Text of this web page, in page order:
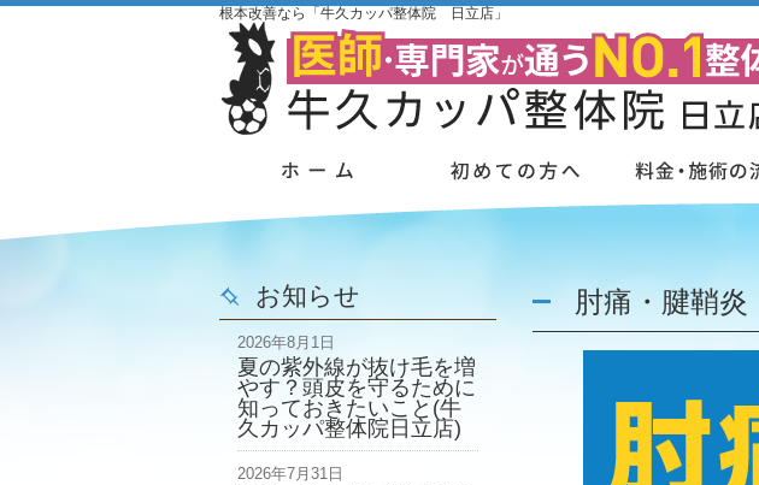
根本改善なら「牛久カッパ整体院 日立店」
お知らせ
2026年8月1日
夏の紫外線が抜け毛を増
やす？頭皮を守るために
知っておきたいこと(牛
久カッパ整体院日立店)
2026年7月31日
肘痛・腱鞘炎